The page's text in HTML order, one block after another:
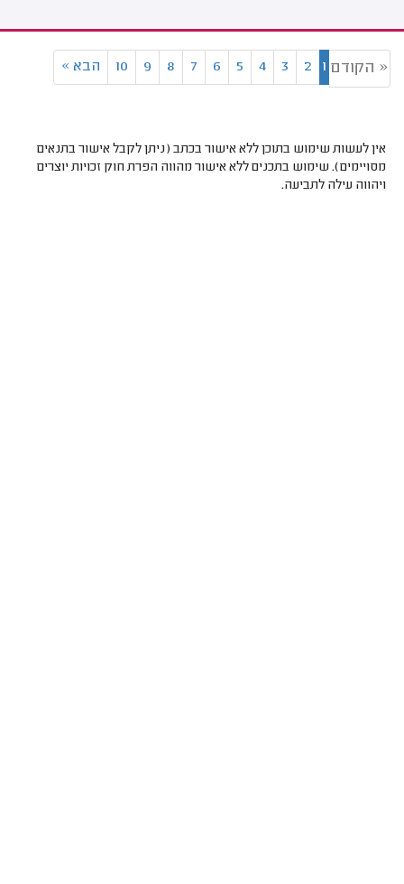
« הקודם 1
2
3
4
5
6
7
8
9
10 הבא »
אין לעשות שימוש בתוכן ללא אישור בכתב (ניתן לקבל אישור בתנאים
מסויימים). שימוש בתכנים ללא אישור מהווה הפרת חוק זכויות יוצרים
ויהווה עילה לתביעה.